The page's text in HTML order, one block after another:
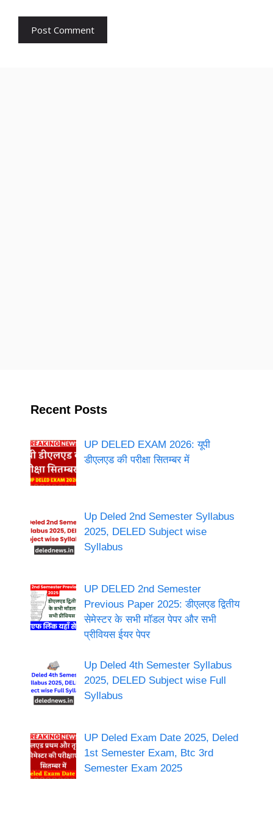
Recent Posts
UP DELED EXAM 2026: यूपी
डीएलएड की परीक्षा सितम्बर में
Up Deled 2nd Semester Syllabus
2025, DELED Subject wise
Syllabus
UP DELED 2nd Semester
Previous Paper 2025: डीएलएड द्वितीय
सेमेस्टर के सभी मॉडल पेपर और सभी
प्रीवियस ईयर पेपर
Up Deled 4th Semester Syllabus
2025, DELED Subject wise Full
Syllabus
UP Deled Exam Date 2025, Deled
1st Semester Exam, Btc 3rd
Semester Exam 2025